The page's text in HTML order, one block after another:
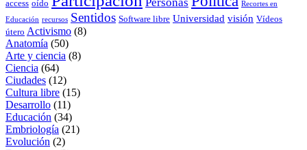
access oído Personas Recortes en
Educación recursos Sentidos Software libre Universidad visión Vídeos
útero Activismo (8)
Anatomía (50)
Arte y ciencia (8)
Ciencia (64)
Ciudades (12)
Cultura libre (15)
Desarrollo (11)
Educación (34)
Embriología (21)
Evolución (2)